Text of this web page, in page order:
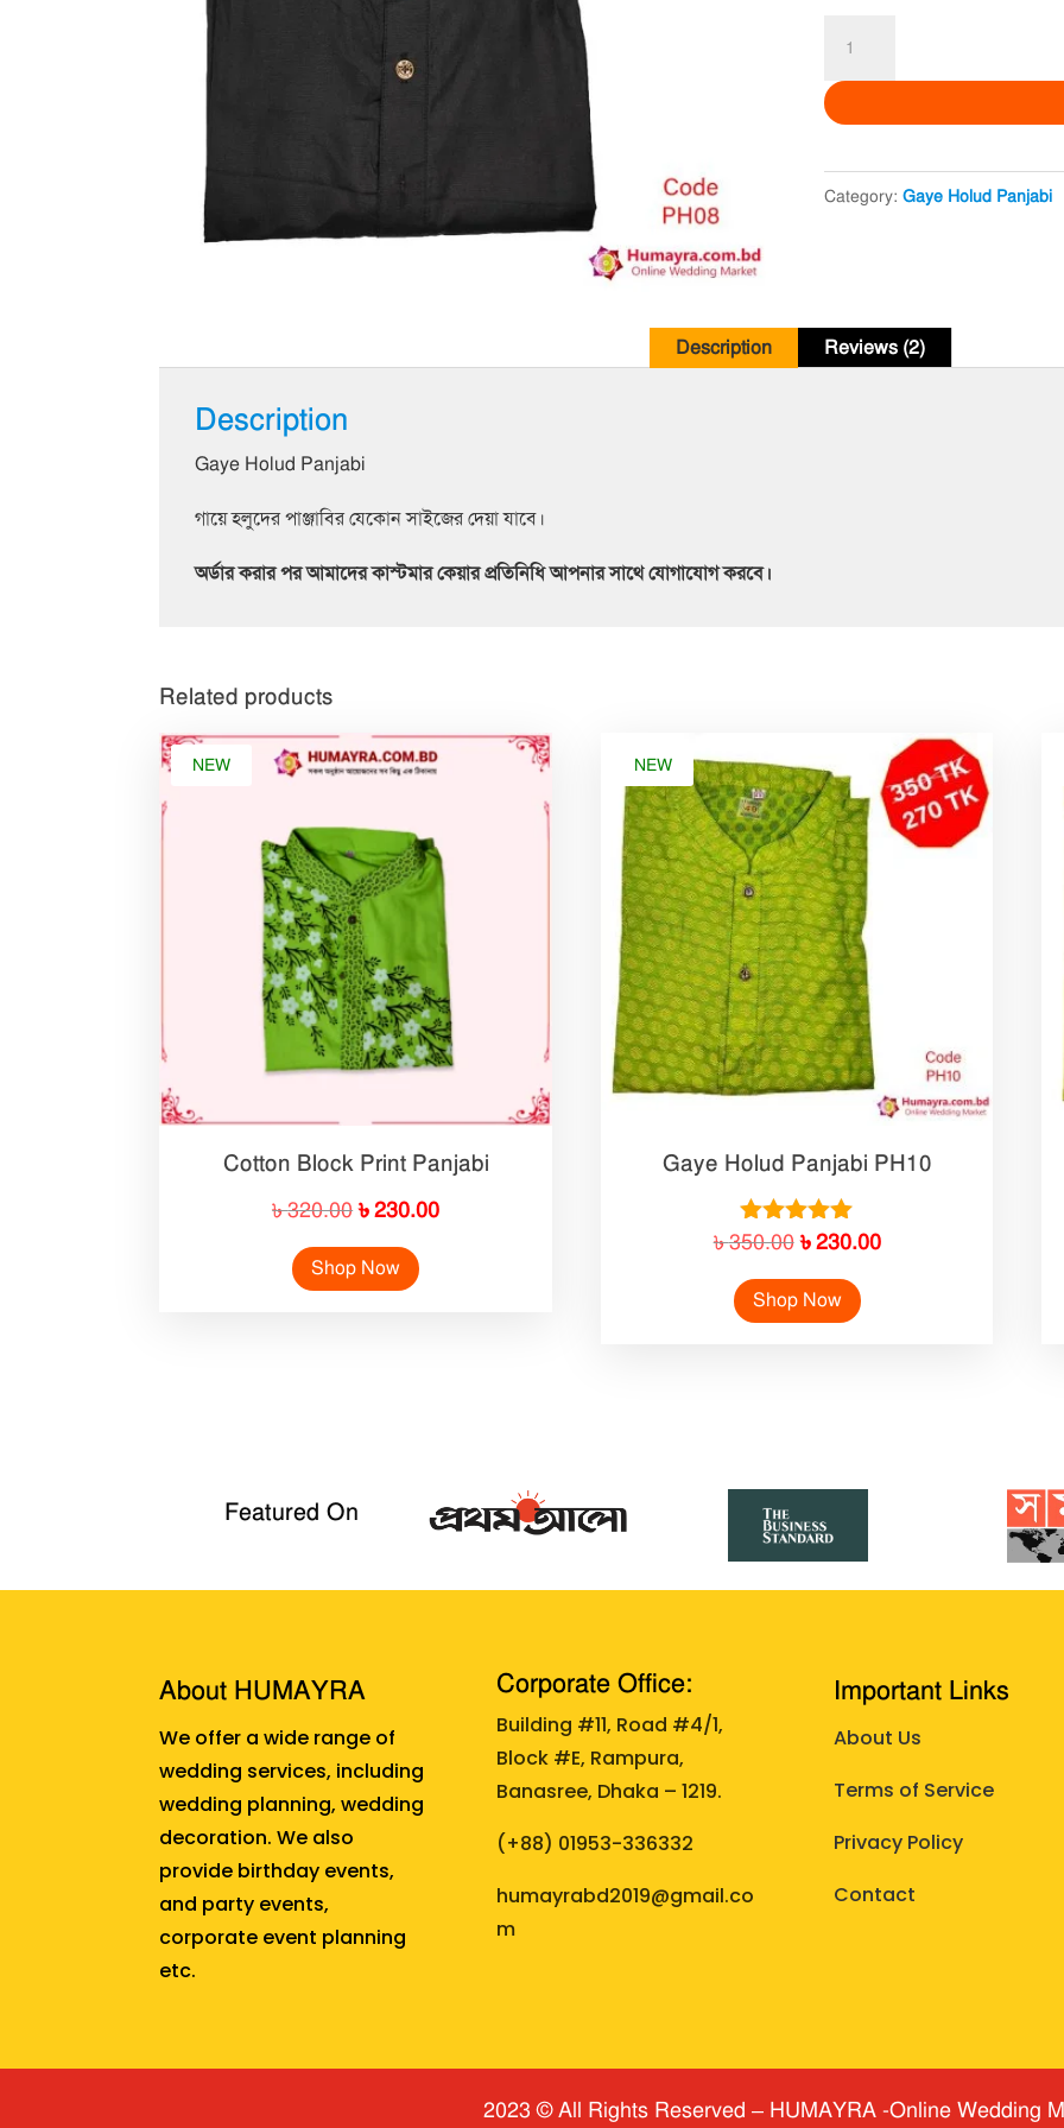
Panjabi
quantity
Category: Gaye Holud Panjabi
Description Reviews (2)
Description
Gaye Holud Panjabi
গায়ে হলুদের পাঞ্জাবির যেকোন সাইজের দেয়া যাবে।
অর্ডার করার পর আমাদের কাস্টমার কেয়ার প্রতিনিধি আপনার সাথে যোগাযোগ করবে।
Related products
NEW
Cotton Block Print Panjabi
৳320.00Original
price
was:
৳230.00Current
Shop Now
NEW
Gaye Holud Panjabi PH10
Rated
out of 5
৳350.00Original
price
was:
৳230.00Current
Shop Now
Featured On
About HUMAYRA
We offer a wide range of
wedding services, including
wedding planning, wedding
decoration. We also
provide birthday events,
and party events,
corporate event planning
etc.
Corporate Office:
Building #11, Road #4/1,
Block #E, Rampura,
Banasree, Dhaka – 1219.
(+88) 01953-336332
humayrabd2019@gmail.co
m
Important Links
About Us
Terms of Service
Privacy Policy
Contact
2023 © All Rights Reserved – HUMAYRA -Online Wedding